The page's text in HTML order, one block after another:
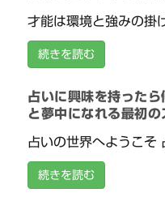
才能は環境と強みの掛
続きを読む
占いに興味を持った
と夢中になれる最初の
占いの世界へようこそ
続きを読む